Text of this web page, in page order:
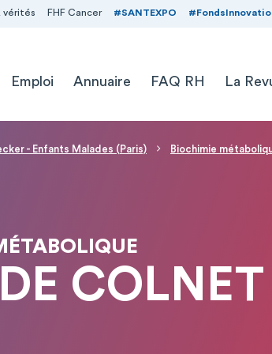
vérités FHF Cancer #SANTEXPO
Emploi Annuaire FAQ RH La
- Enfants Malades (Paris) Biochimie
COLNET